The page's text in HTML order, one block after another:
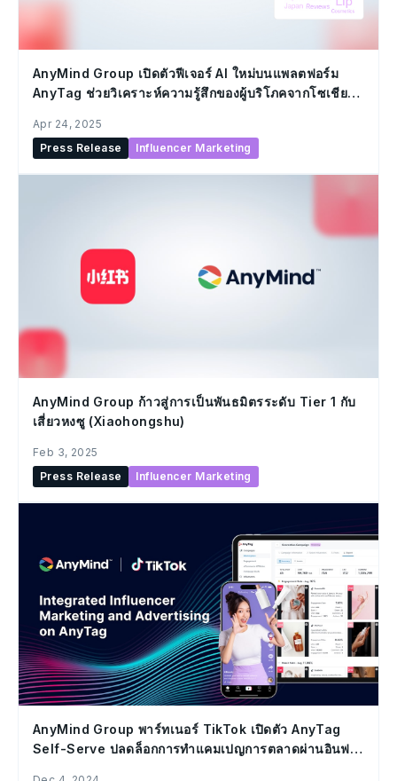
AnyMind Group เปิดตัวฟีเจอร์ AI ใหม่บนแพลตฟอร์ม
AnyTag ช่วยวิเคราะห์ความรู้สึกของผู้บริโภคจากโซเชีย
Apr 24, 2025
Press Release
Influencer Marketing
AnyMind Group ก้าวสู่การเป็นพันธมิตรระดับ Tier 1 กับ
เสี่ยวหงซู (Xiaohongshu)
Feb 3, 2025
Press Release
Influencer Marketing
AnyMind Group พาร์ทเนอร์ TikTok เปิดตัว AnyTag
Self-Serve ปลดล็อกการทำแคมเปญการตลาดผ่านอินฟลู